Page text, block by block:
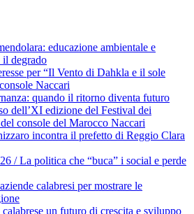
educazione ambientale e
il degrado
per “Il Vento di Dahkla e il sole
Naccari
quando il ritorno diventa futuro
dell’XI edizione del Festival dei
console del Marocco Naccari
incontra il prefetto di Reggio Clara
/ La politica che “buca” i social e perde
calabresi per mostrare le
un futuro di crescita e sviluppo